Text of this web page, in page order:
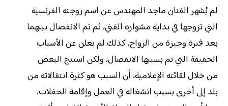
لم يُشهر الفنان ماجد المهندس عن اسم زوجته الفرنسية
التي تزوجها في بداية مشواره الفني، ثم تم الانفصال بينهما
بعد فترة وجيزة من الزواج، كذلك لم يعلن عن الأسباب
الحقيقة التي تم بسببها الانفصال، ولكن استنج البعض
من خلال لقائته الإعلامية، أن السبب هو كثرة انتقالاته من
بلد إلى أخرى بسبب انشغاله في العمل وإقامة الحفلات،